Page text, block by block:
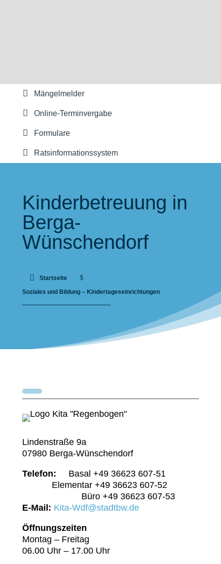
Mängelmelder
Online-Terminvergabe
Formulare
Ratsinformationssystem
Kinderbetreuung in
Berga-
Wünschendorf
Startseite $
Soziales und Bildung – Kindertageseinrichtungen
Lindenstraße 9a
07980 Berga-Wünschendorf
Telefon: Basal +49 36623 607-51
Elementar +49 36623 607-52
Büro +49 36623 607-53
E-Mail: Kita-Wdf@stadtbw.de
Öffnungszeiten
Montag – Freitag
06.00 Uhr – 17.00 Uhr